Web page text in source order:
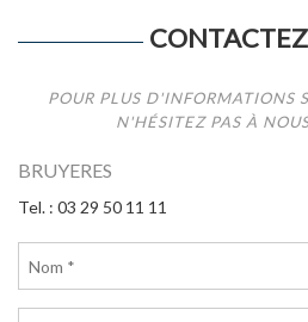
POUR PLUS D'INFORMATIONS
N'HÉSITEZ PAS À
BRUYERES
Tel. : 03 29 50 11 11